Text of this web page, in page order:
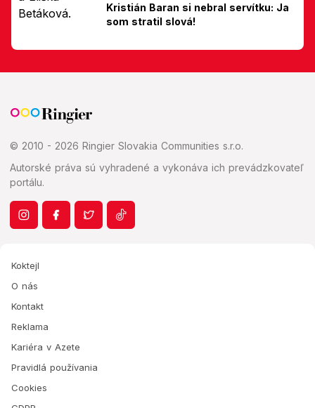
Kristián Baran si nebral servítku: Ja
som stratil slová!
© 2010 - 2026 Ringier Slovakia Communities s.r.o.
Autorské práva sú vyhradené a vykonáva ich prevádzkovateľ
portálu.
Koktejl
O nás
Kontakt
Reklama
Kariéra v Azete
Pravidlá používania
Cookies